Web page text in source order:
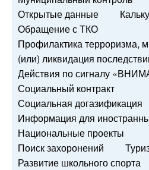
Открытые данные
Обращение с ТКО
Профилактика терроризма,
(или) ликвидация
Действия по сигналу
Социальный контракт
Социальная догазификация
Информация для
Национальные проекты
Поиск захоронений
Развитие школьного спорта